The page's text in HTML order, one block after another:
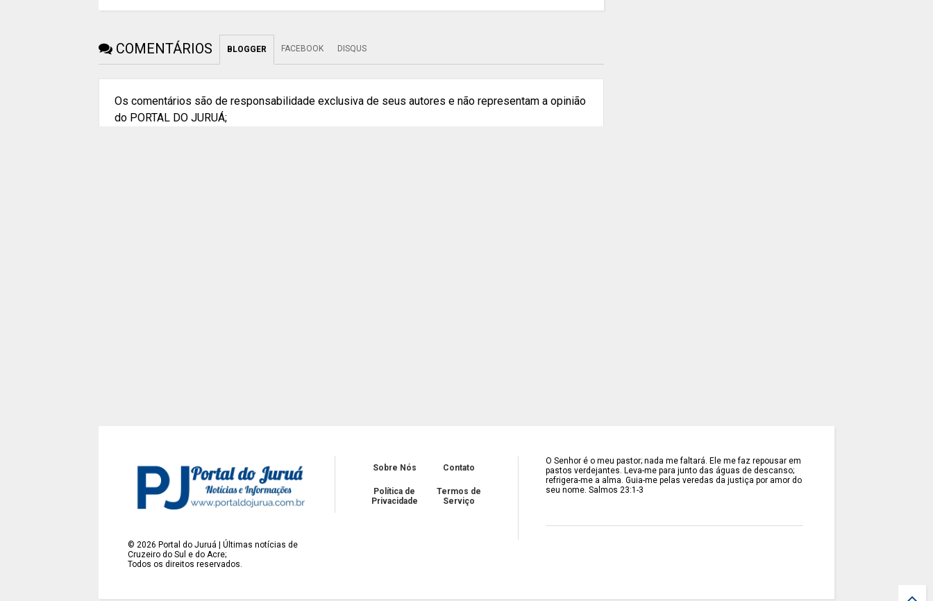
COMENTÁRIOS BLOGGER FACEBOOK DISQUS
Os comentários são de responsabilidade exclusiva de seus autores e não representam a opinião
do PORTAL DO JURUÁ;
©2026 Portal do Juruá | Últimas notícias de
Cruzeiro do Sul e do Acre;
Todos os direitos reservados.
Sobre Nós Contato
Política de
Privacidade
Termos de
Serviço
O Senhor é o meu pastor; nada me faltará. Ele me faz repousar em
pastos verdejantes. Leva-me para junto das águas de descanso;
refrigera-me a alma. Guia-me pelas veredas da justiça por amor do
seu nome. Salmos 23:1-3